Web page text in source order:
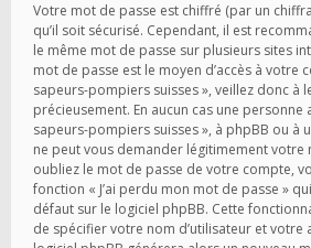
Votre mot de passe est chiffré (par un
qu’il soit sécurisé. Cependant, il est
le même mot de passe sur plusieurs sites
mot de passe est le moyen d’accès à votre
sapeurs-pompiers suisses », veillez donc à
précieusement. En aucun cas une personne
sapeurs-pompiers suisses », à phpBB ou à
ne peut vous demander légitimement votre
oubliez le mot de passe de votre compte,
fonction « J’ai perdu mon mot de passe »
défaut sur le logiciel phpBB. Cette
de spécifier votre nom d’utilisateur et votre